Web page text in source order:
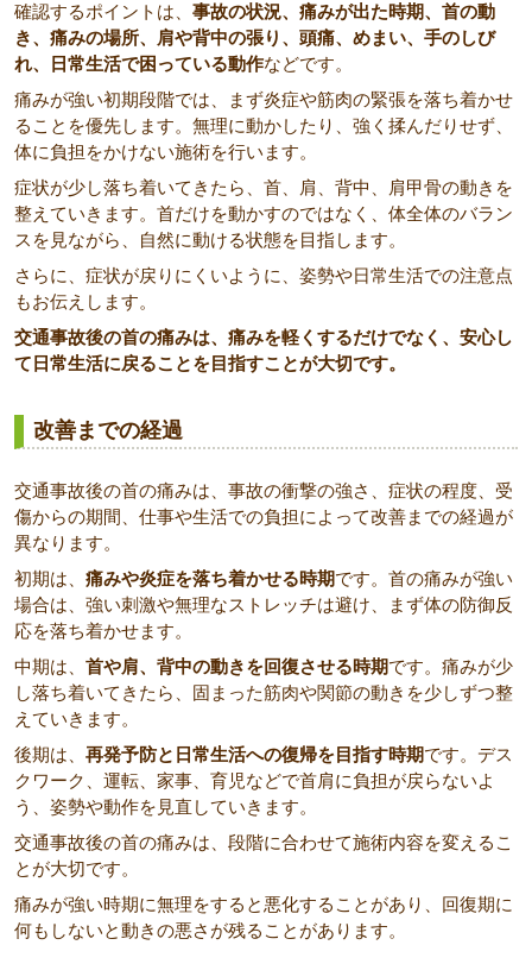
確認するポイントは、 事故の状況、痛みが出た時期、首の動
き、痛みの場所、肩や背中の張り、頭痛、めまい、手のしび
れ、日常生活で困っている動作などです。
痛みが強い初期段階では、まず炎症や筋肉の緊張を落ち着かせ
ることを優先します。無理に動かしたり、強く揉んだりせず、
体に負担をかけない施術を行います。
症状が少し落ち着いてきたら、首、肩、背中、肩甲骨の動きを
整えていきます。首だけを動かすのではなく、体全体のバラン
スを見ながら、自然に動ける状態を目指します。
さらに、症状が戻りにくいように、姿勢や日常生活での注意点
もお伝えします。
交通事故後の首の痛みは、痛みを軽くするだけでなく、安心し
て日常生活に戻ることを目指すことが大切です。
改善までの経過
交通事故後の首の痛みは、事故の衝撃の強さ、症状の程度、受
傷からの期間、仕事や生活での負担によって改善までの経過が
異なります。
初期は、 痛みや炎症を落ち着かせる時期です。首の痛みが強い
場合は、強い刺激や無理なストレッチは避け、まず体の防御反
応を落ち着かせます。
中期は、 首や肩、背中の動きを回復させる時期です。痛みが少
し落ち着いてきたら、固まった筋肉や関節の動きを少しずつ整
えていきます。
後期は、 再発予防と日常生活への復帰を目指す時期です。デス
クワーク、運転、家事、育児などで首肩に負担が戻らないよ
う、姿勢や動作を見直していきます。
交通事故後の首の痛みは、段階に合わせて施術内容を変えるこ
とが大切です。
痛みが強い時期に無理をすると悪化することがあり、回復期に
何もしないと動きの悪さが残ることがあります。